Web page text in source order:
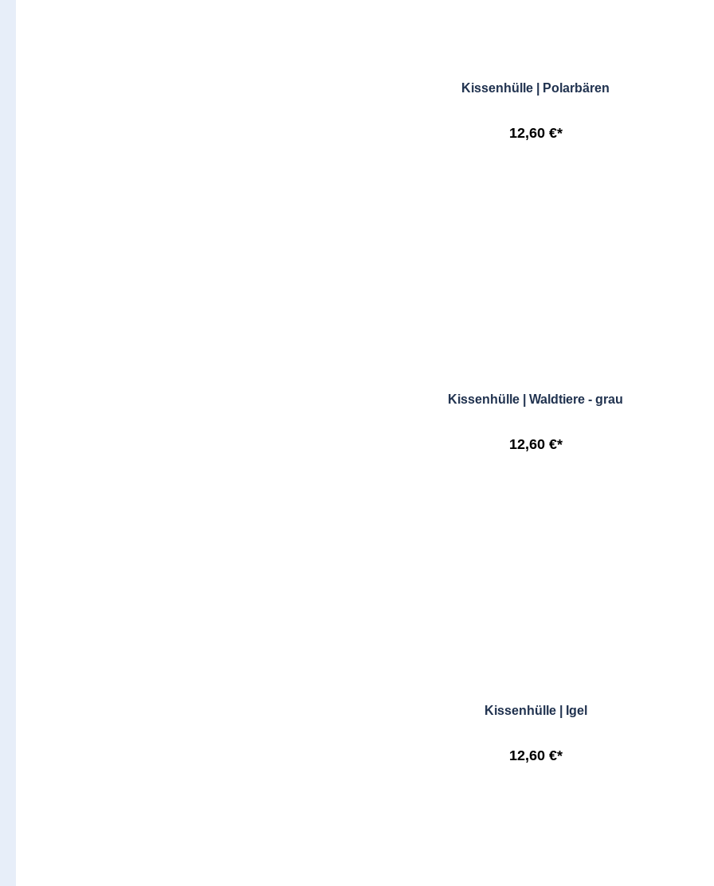
Kissenhülle | Polarbären
12,60 €*
Kissenhülle | Waldtiere - grau
12,60 €*
Kissenhülle | Igel
12,60 €*